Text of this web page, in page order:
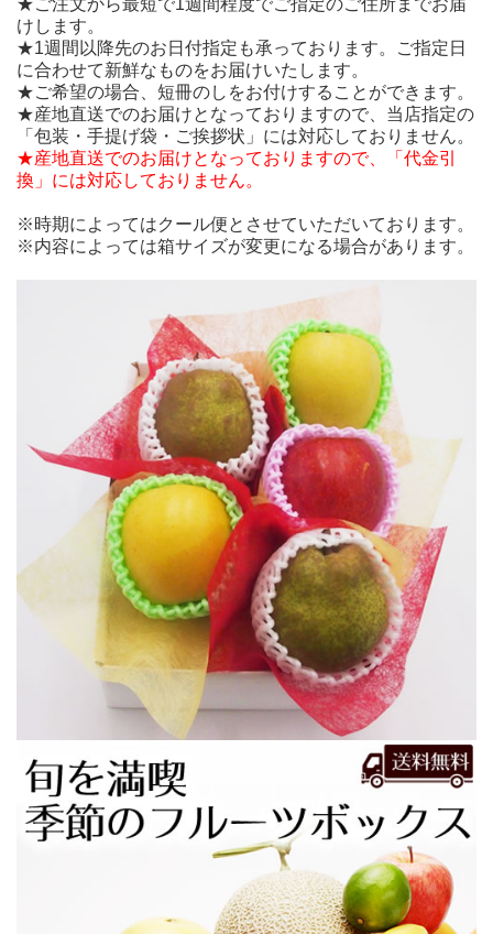
旬を満喫。季節のフルーツボックス。各種ご挨拶や返礼
品に、もらって嬉しいフレッシュなフルーツギフトで
す！
野菜ソムリエが目利きしたフルーツをお届けします。季
★ご注文から最短で1週間程度でご指定のご住所までお届
けします。
★1週間以降先のお日付指定も承っております。ご指定日
に合わせて新鮮なものをお届けいたします。
★ご希望の場合、短冊のしをお付けすることができます。
★産地直送でのお届けとなっておりますので、当店指定の
「包装・手提げ袋・ご挨拶状」には対応しておりません。
★産地直送でのお届けとなっておりますので、「代金引
換」には対応しておりません。
※時期によってはクール便とさせていただいております。
※内容によっては箱サイズが変更になる場合があります。